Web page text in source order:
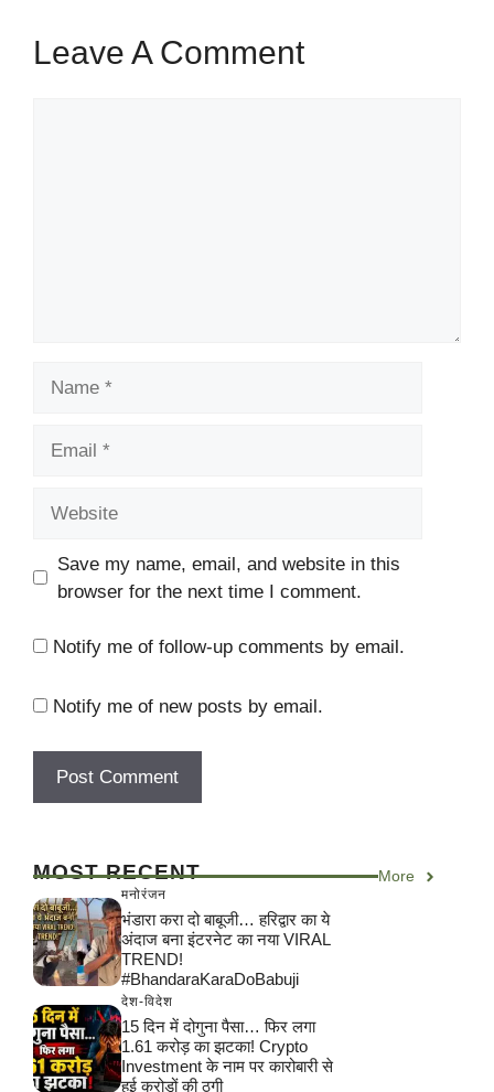
Leave A Comment
Save my name, email, and website in this
browser for the next time I comment.
Notify me of follow-up comments by email.
Notify me of new posts by email.
MOST RECENT More
मनोरंजन
भंडारा करा दो बाबूजी… हरिद्वार का ये
अंदाज बना इंटरनेट का नया VIRAL
TREND!
#BhandaraKaraDoBabuji
देश-विदेश
15 दिन में दोगुना पैसा… फिर लगा
1.61 करोड़ का झटका! Crypto
Investment के नाम पर कारोबारी से
हुई करोड़ों की ठगी